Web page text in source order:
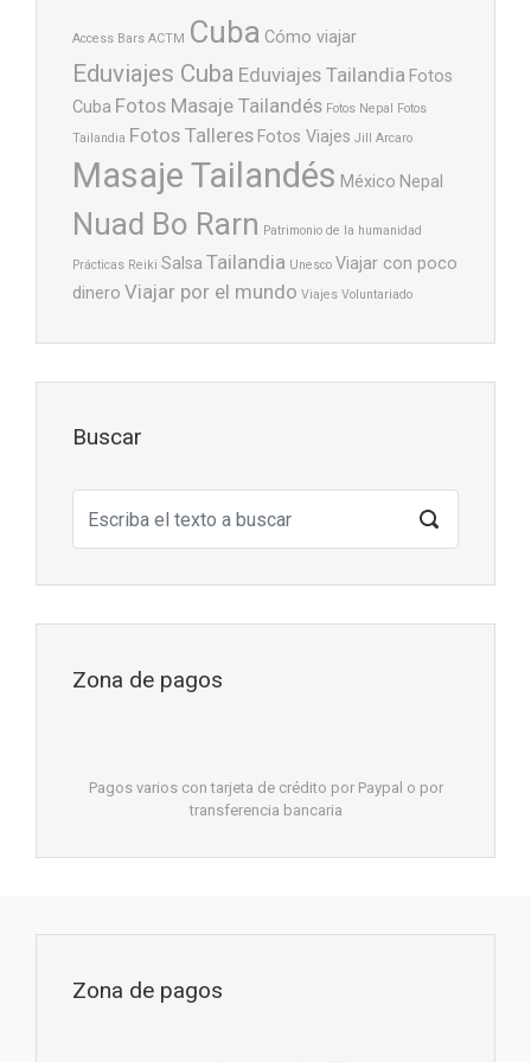
Access Bars ACTM Cuba Cómo viajar
Eduviajes Cuba Eduviajes Tailandia Fotos
Cuba Fotos Masaje Tailandés Fotos Nepal Fotos
Tailandia Fotos Talleres Fotos Viajes Jill Arcaro
Masaje Tailandés México Nepal
Nuad Bo Rarn Patrimonio de la humanidad
Prácticas Reiki Salsa Tailandia Unesco Viajar con poco
dinero Viajar por el mundo Viajes Voluntariado
Buscar
Zona de pagos
Pagos varios con tarjeta de crédito por Paypal o por
transferencia bancaria
Zona de pagos